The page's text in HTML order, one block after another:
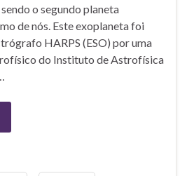
o segundo planeta
de nós. Este exoplaneta foi
HARPS (ESO) por uma
do Instituto de Astrofísica